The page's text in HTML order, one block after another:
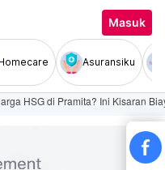
Masuk
Asuransiku
HSG di Pramita? Ini Kisaran